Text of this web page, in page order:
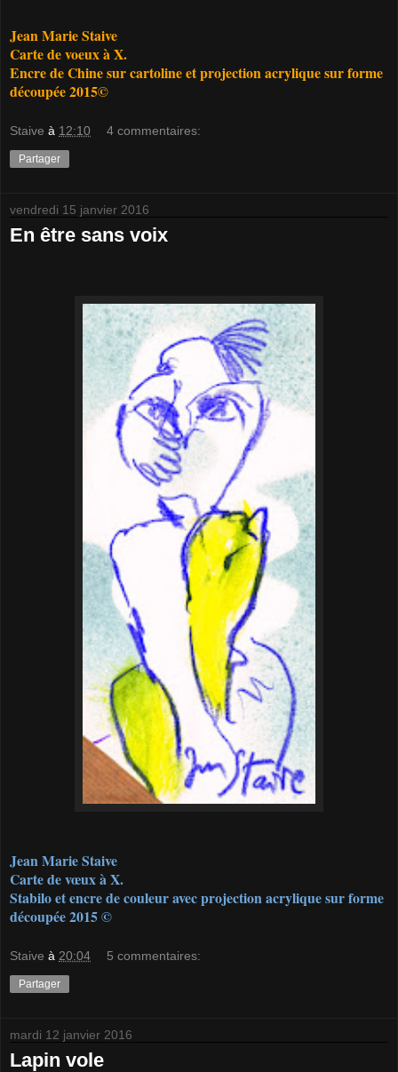
Jean Marie Staive
Carte de voeux à X.
Encre de Chine sur cartoline et projection acrylique sur forme
découpée 2015©
Staive à 12:10 4 commentaires:
Partager
vendredi 15 janvier 2016
En être sans voix
Jean Marie Staive
Carte de vœux à X.
Stabilo et encre de couleur avec projection acrylique sur forme
découpée 2015 ©
Staive à 20:04 5 commentaires:
Partager
mardi 12 janvier 2016
Lapin vole